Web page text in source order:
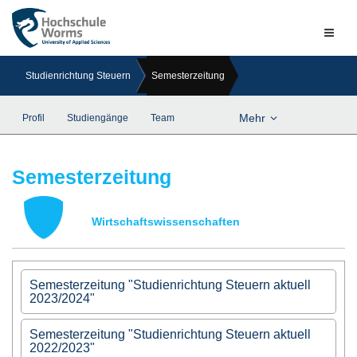
Studienrichtung Steuern Semesterzeitung
Profil Studiengänge Team Mehr
Semesterzeitung
Wirtschaftswissenschaften
Semesterzeitung "Studienrichtung Steuern aktuell
2023/2024"
Semesterzeitung "Studienrichtung Steuern
aktuell 2023/2024"
Semesterzeitung "Studienrichtung Steuern aktuell
2022/2023"